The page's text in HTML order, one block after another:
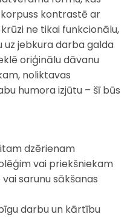
kontrastē ar
ne tikai funkcionālu,
jebkura darba galda
oriģinālu dāvanu
noliktavas
humora izjūtu – šī būs
dzērienam
vai priekšniekam
sarunu sākšanas
darbu un kārtību